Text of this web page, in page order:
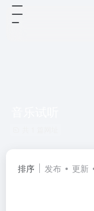
排序 发布 更新